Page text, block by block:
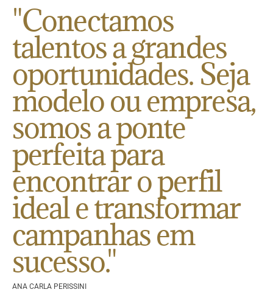
"Conectamos
talentos a grandes
oportunidades. Seja
modelo ou empresa,
somos a ponte
perfeita para
encontrar o perfil
ideal e transformar
campanhas em
sucesso."
ANA CARLA PERISSINI